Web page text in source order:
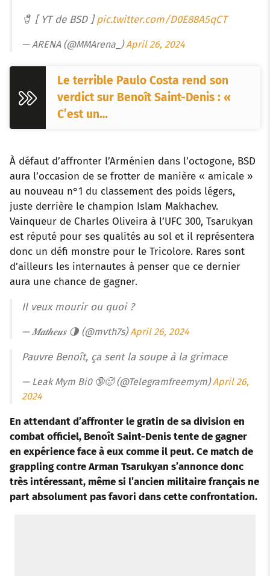
🧷 [ YT de BSD ]pic.twitter.com/D0E88A5qCT
— ARENA (@MMArena_)April 26, 2024
Le terrible Paulo Costa rend son
verdict sur Benoît Saint-Denis : «
C’est un…
À défaut d’affronter l’Arménien dans l’octogone, BSD
aura l’occasion de se frotter de manière « amicale »
au nouveau n°1 du classement des poids légers,
juste derrière le champion Islam Makhachev.
Vainqueur de Charles Oliveira à l’UFC 300, Tsarukyan
est réputé pour ses qualités au sol et il représentera
donc un défi monstre pour le Tricolore. Rares sont
d’ailleurs les internautes à penser que ce dernier
aura une chance de gagner.
Il veux mourir ou quoi ?
— 𝑴𝒂𝒕𝒉𝒆𝒖𝒔 🌗 (@mvth7s)April 26, 2024
Pauvre Benoît, ça sent la soupe à la grimace
— Leak Mym Bi0 🔞🥵 (@Telegramfreemym)April 26,
2024
En attendant d’affronter le gratin de sa division en
combat officiel, Benoît Saint-Denis tente de gagner
en expérience face à eux comme il peut. Ce match de
grappling contre Arman Tsarukyan s’annonce donc
très intéressant, même si l’ancien militaire français ne
part absolument pas favori dans cette confrontation.